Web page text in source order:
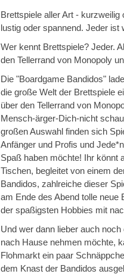
Brettspiele aller Art - kurzweilig
lustig oder spannend. Jeder ist
Wer kennt Brettspiele? Jeder.
den Tellerrand von Monopoly
Die "Boardgame Bandidos"
die große Welt der Brettspiele
über den Tellerrand von
Mensch-ärger-Dich-nicht
großen Auswahl finden sich
Anfänger und Profis und
Spaß haben möchte! Ihr könnt
Tischen, begleitet von einem
Bandidos, zahlreiche dieser
am Ende des Abend tolle neue
der spaßigsten Hobbies mit
Und wer dann lieber auch
nach Hause nehmen möchte,
Flohmarkt ein paar
dem Knast der Bandidos